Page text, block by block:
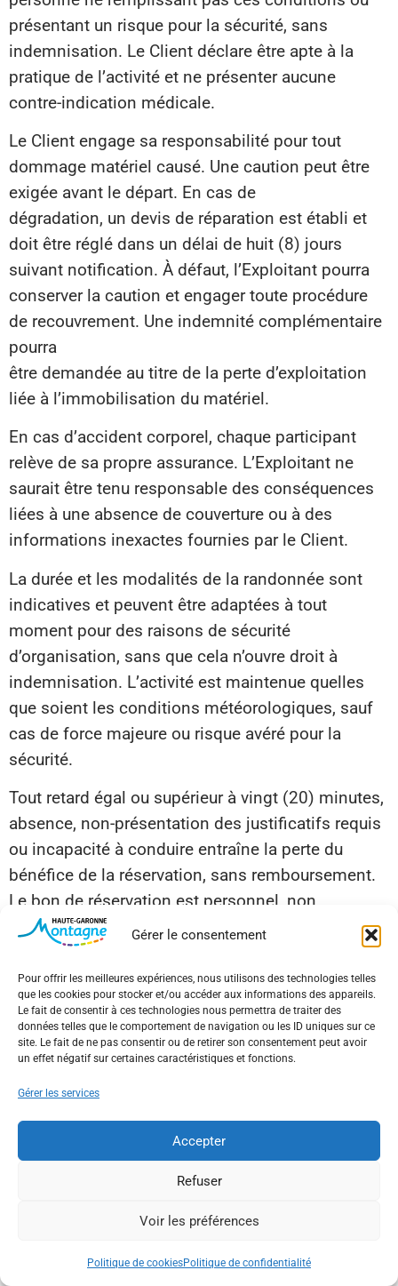
Gérer le consentement
Pour offrir les meilleures expériences, nous utilisons des technologies telles
que les cookies pour stocker et/ou accéder aux informations des appareils.
Le fait de consentir à ces technologies nous permettra de traiter des
données telles que le comportement de navigation ou les ID uniques sur ce
site. Le fait de ne pas consentir ou de retirer son consentement peut avoir
un effet négatif sur certaines caractéristiques et fonctions.
Gérer les services
Accepter
Refuser
Voir les préférences
Politique de cookiesPolitique de confidentialité
présentant un risque pour la sécurité, sans
indemnisation. Le Client déclare être apte à la
pratique de l’activité et ne présenter aucune
contre-indication médicale.
Le Client engage sa responsabilité pour tout
dommage matériel causé. Une caution peut être
exigée avant le départ. En cas de
dégradation, un devis de réparation est établi et
doit être réglé dans un délai de huit (8) jours
suivant notification. À défaut, l’Exploitant pourra
conserver la caution et engager toute procédure
de recouvrement. Une indemnité complémentaire
pourra
être demandée au titre de la perte d’exploitation
liée à l’immobilisation du matériel.
En cas d’accident corporel, chaque participant
relève de sa propre assurance. L’Exploitant ne
saurait être tenu responsable des conséquences
liées à une absence de couverture ou à des
informations inexactes fournies par le Client.
La durée et les modalités de la randonnée sont
indicatives et peuvent être adaptées à tout
moment pour des raisons de sécurité
d’organisation, sans que cela n’ouvre droit à
indemnisation. L’activité est maintenue quelles
que soient les conditions météorologiques, sauf
cas de force majeure ou risque avéré pour la
sécurité.
Tout retard égal ou supérieur à vingt (20) minutes,
absence, non-présentation des justificatifs requis
ou incapacité à conduire entraîne la perte du
bénéfice de la réservation, sans remboursement.
Le bon de réservation est personnel, non
remboursable et réputé consommé dans ces cas.
prestation pour des raisons de sécurité ou de
conditions météorologiques. Dans ce cas, le
Client pourra solliciter un report ou un
remboursement, à l’exclusion de toute autre
indemnisation.
Les données enregistrées sur les systèmes
informatiques de l’Exploitant ont valeur probante
ARTICLE 7 – RÉCLAMATIONS